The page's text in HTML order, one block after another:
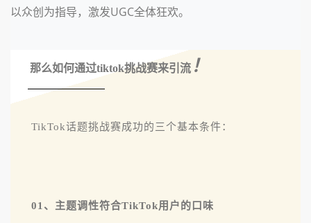
以众创为指导，激发UGC全体狂欢。
那么如何通过tiktok挑战赛来引流 ！
TikTok话题挑战赛成功的三个基本条件：
01、主题调性符合TikTok用户的口味